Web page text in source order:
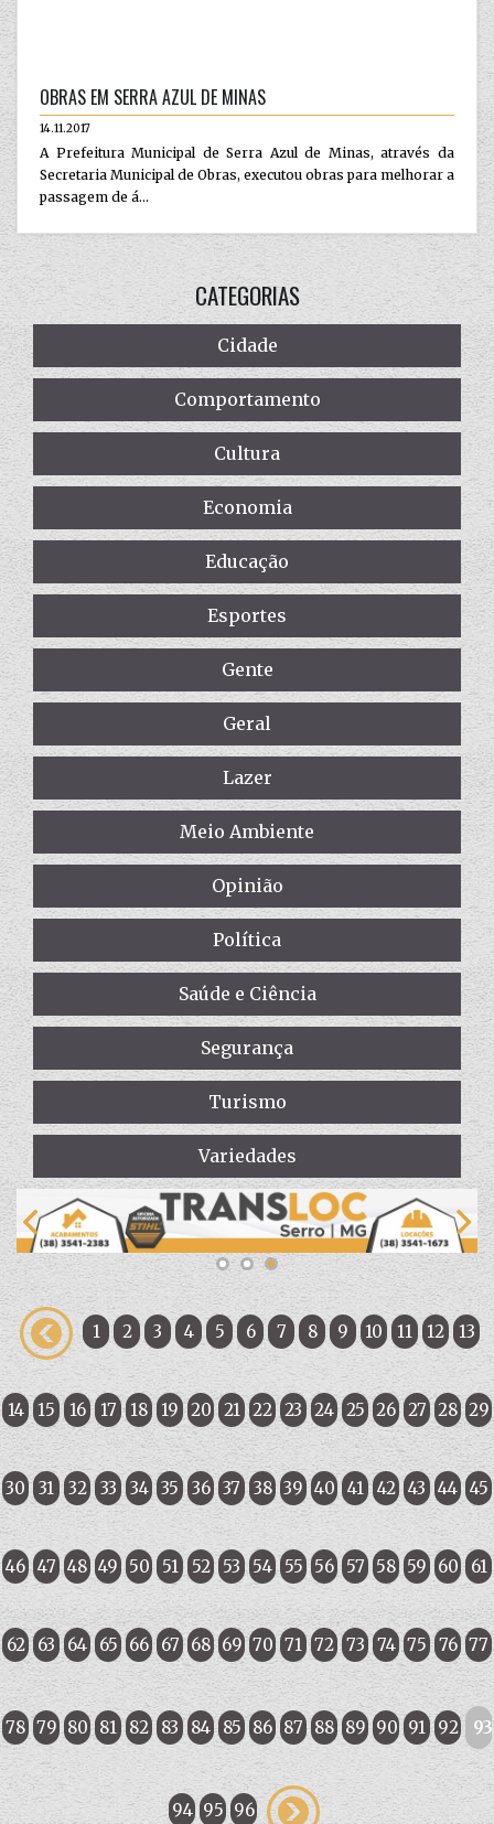
OBRAS EM SERRA AZUL DE MINAS
14.11.2017
A Prefeitura Municipal de Serra Azul de Minas, através da
Secretaria Municipal de Obras, executou obras para melhorar a
passagem de á...
CATEGORIAS
Cidade
Comportamento
Cultura
Economia
Educação
Esportes
Gente
Geral
Lazer
Meio Ambiente
Opinião
Política
Saúde e Ciência
Segurança
Turismo
Variedades
1 2 3 4 5 6 7 8 9 10 11 12 13
14 15 16 17 18 19 20 21 22 23 24 25 26 27 28 29
30 31 32 33 34 35 36 37 38 39 40 41 42 43 44 45
46 47 48 49 50 51 52 53 54 55 56 57 58 59 60 61
62 63 64 65 66 67 68 69 70 71 72 73 74 75 76 77
78 79 80 81 82 83 84 85 86 87 88 89 90 91 92 93
94 95 96